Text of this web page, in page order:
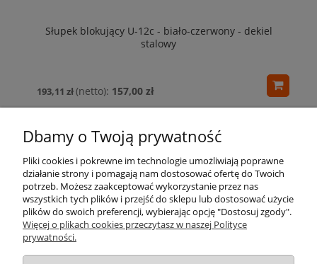
Słupek blokujący U-12c - biało-czerwony - dekiel
stalowy
193,11 zł 157,00 zł
Pomoc
Dbamy o Twoją prywatność
Pliki cookies i pokrewne im technologie umożliwiają poprawne
działanie strony i pomagają nam dostosować ofertę do Twoich
potrzeb. Możesz zaakceptować wykorzystanie przez nas
wszystkich tych plików i przejść do sklepu lub dostosować użycie
plików do swoich preferencji, wybierając opcję "Dostosuj zgody".
Więcej o plikach cookies przeczytasz w naszej Polityce
prywatności.